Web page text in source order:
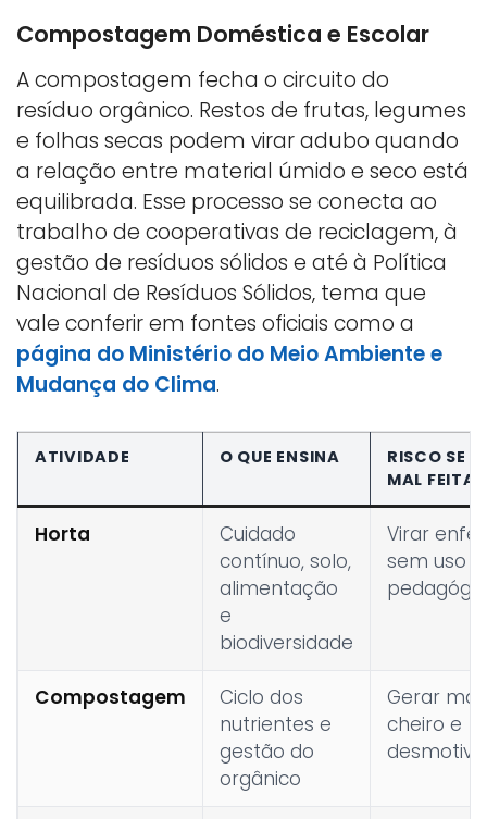
Compostagem Doméstica e Escolar
A compostagem fecha o circuito do
resíduo orgânico. Restos de frutas, legumes
e folhas secas podem virar adubo quando
a relação entre material úmido e seco está
equilibrada. Esse processo se conecta ao
trabalho de cooperativas de reciclagem, à
gestão de resíduos sólidos e até à Política
Nacional de Resíduos Sólidos, tema que
vale conferir em fontes oficiais como a
página do Ministério do Meio Ambiente e
Mudança do Clima.
ATIVIDADE O QUE ENSINA
RISCO SE
MAL FEITA
Horta
Cuidado
contínuo, solo,
alimentação
e
biodiversidade
Virar
sem uso
Compostagem
Ciclo dos
nutrientes e
gestão do
orgânico
Gerar mau
cheiro e